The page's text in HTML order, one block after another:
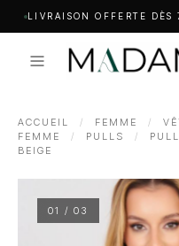
LIVRAISON OFFERTE DÈS
ACCUEIL / FEMME /
FEMME
/ PULLS /
BEIGE
01 / 03